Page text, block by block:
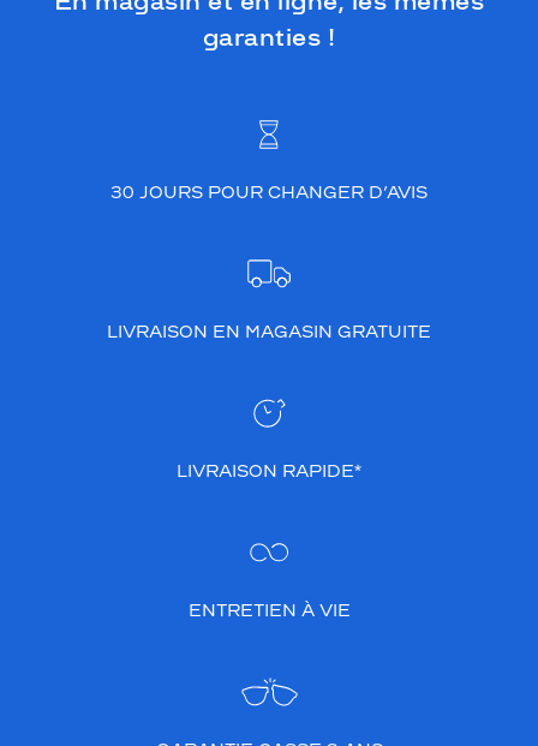
garanties !
30 JOURS POUR CHANGER D’AVIS
LIVRAISON EN MAGASIN GRATUITE
LIVRAISON RAPIDE*
ENTRETIEN À VIE